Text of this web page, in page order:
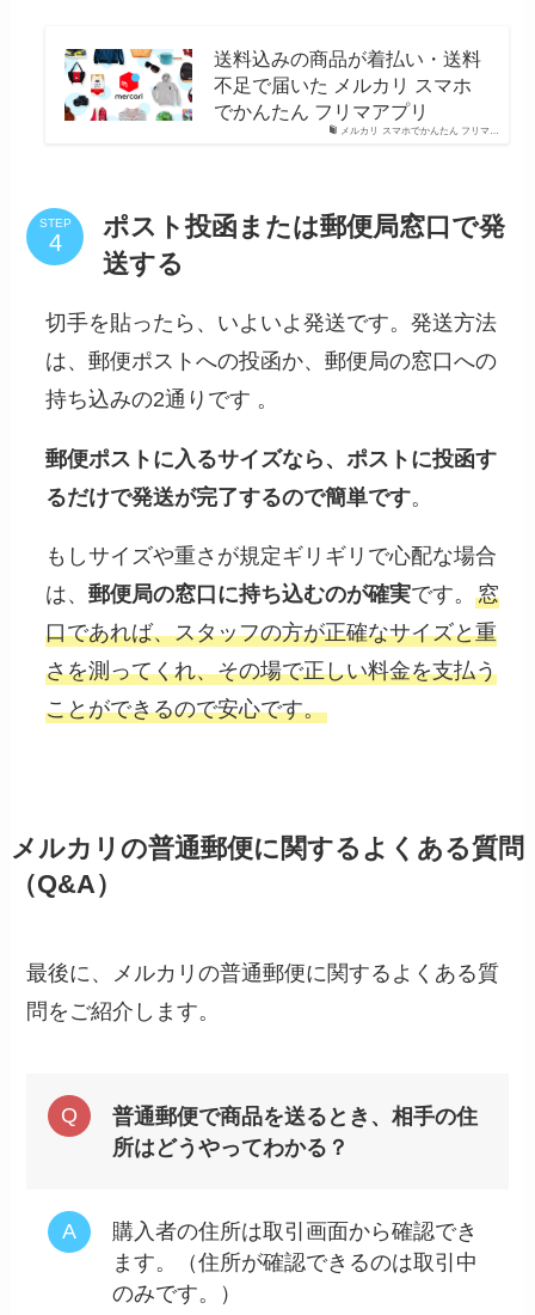
メルカリ スマホでかんたん フリマ…
送料込みの商品が着払い・送料
不足で届いた メルカリ スマホ
でかんたん フリマアプリ
STEP
ポスト投函または郵便局窓口で発
送する
切手を貼ったら、いよいよ発送です。発送方法
は、郵便ポストへの投函か、郵便局の窓口への
持ち込みの2通りです 。
郵便ポストに入るサイズなら、ポストに投函す
るだけで発送が完了するので簡単です。
もしサイズや重さが規定ギリギリで心配な場合
は、郵便局の窓口に持ち込むのが確実です。窓
口であれば、スタッフの方が正確なサイズと重
さを測ってくれ、その場で正しい料金を支払う
ことができるので安心です。
メルカリの普通郵便に関するよくある質問
（Q&A）
最後に、メルカリの普通郵便に関するよくある質
問をご紹介します。
普通郵便で商品を送るとき、相手の住
所はどうやってわかる？
購入者の住所は取引画面から確認でき
ます。（住所が確認できるのは取引中
のみです。）